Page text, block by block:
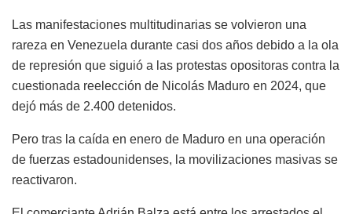
Las manifestaciones multitudinarias se volvieron una
rareza en Venezuela durante casi dos años debido a la ola
de represión que siguió a las protestas opositoras contra la
cuestionada reelección de Nicolás Maduro en 2024, que
dejó más de 2.400 detenidos.
Pero tras la caída en enero de Maduro en una operación
de fuerzas estadounidenses, la movilizaciones masivas se
reactivaron.